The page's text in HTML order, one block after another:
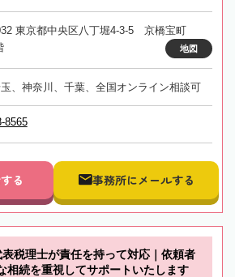
東京都中央区八丁堀4-3-5 京橋宝町
地図
、神奈川、千葉、全国オンライン相談可
8565
る 事務所にメールする
表税理士が責任を持って対応｜依頼者
相続を重視してサポートいたします